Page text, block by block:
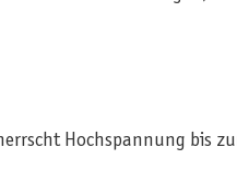
Hochspannung bis